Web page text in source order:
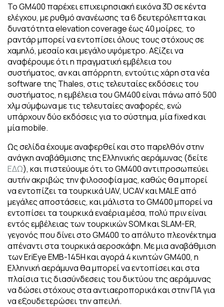
Το GM400 παρέχει επιχειρησιακή εικόνα 3D σε κέντα
ελέγχου, με ρυθμό ανανέωσης τα 6 δευτερόλεπτα και
δυνατότητα elevation coverage έως 40 μοίρες, το
ραντάρ μπορεί να εντοπίσει όλους τους στόχους σε
χαμηλό, μεσαίο και μεγάλο υψόμετρο. Αξίζει να
αναφέρουμε ότι η πραγματική εμβέλεια του
συστήματος, αν και απόρρητη, εντούτις χάρη στα νέα
software της Thales, στις τελευταίες εκδόσεις του
συστήματος, η εμβέλεια του GM400 είναι πάνω από 500
χλμ σύμφωνα με τις τελευταίες αναφορές, ενώ
υπάρχουν δύο εκδόσεις για το σύστημα, μία fixed και
μία mobile.
Ως σελίδα έχουμε αναφερθεί και στο παρελθόν στην
ανάγκη αναβάθμισης της Ελληνικής αεράμυνας (δείτε
ΕΔΩ), και πιστεύουμε ότι το GM400 αντιπροσωπεύει
αυτήν ακριβώς την φιλοσοφία μας, καθώς θα μπορεί
να εντοπίζει τα τουρκικά UAV, UCAV και MALE από
μεγάλες αποστάσεις, και μάλιστα το GM400 μπορεί να
εντοπίσει τα τουρκικά εναέρια μέσα, πολύ πριν είναι
εντός εμβέλειας των τουρκικών SOM και SLAM-ER,
γεγονός που δίνει στο GM400 το απόλυτο πλεονέκτημα
απέναντι στα τουρκικά αεροσκάφη. Με μια αναβάθμιση
των EriEye EMB-145H και αγορά 4 κινητών GM400, η
Ελληνική αεράμυνα θα μπορεί να εντοπίσει και στα
πλαίσια τις διασύνδεσεις του δικτύου της αεράμυνας
να δώσει στόχους στα αντιαεροπορικά και στην ΠΑ για
να εξουδετερώσει την απειλή.